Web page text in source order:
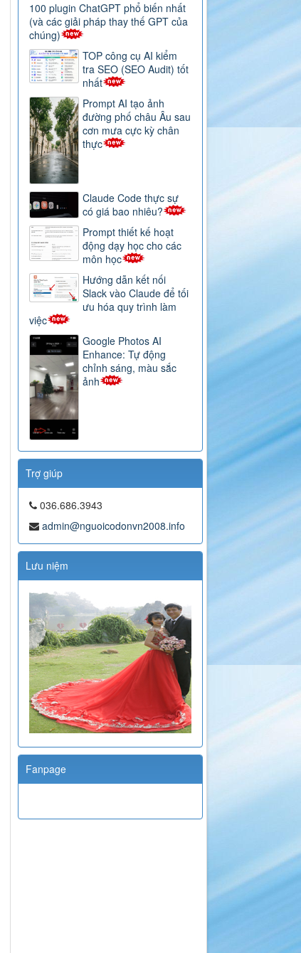
100 plugin ChatGPT phổ biến nhất
(và các giải pháp thay thế GPT của
chúng)
TOP công cụ AI kiểm
tra SEO (SEO Audit) tốt
nhất
Prompt AI tạo ảnh
đường phố châu Âu sau
cơn mưa cực kỳ chân
thực
Claude Code thực sự
có giá bao nhiêu?
Prompt thiết kế hoạt
động dạy học cho các
môn học
Hướng dẫn kết nối
Slack vào Claude để tối
ưu hóa quy trình làm
việc
Google Photos AI
Enhance: Tự động
chỉnh sáng, màu sắc
ảnh
Trợ giúp
036.686.3943
admin@nguoicodonvn2008.info
Lưu niệm
Fanpage